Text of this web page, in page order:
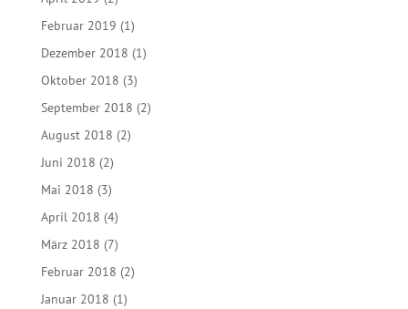
Februar 2019 (1)
Dezember 2018 (1)
Oktober 2018 (3)
September 2018 (2)
August 2018 (2)
Juni 2018 (2)
Mai 2018 (3)
April 2018 (4)
März 2018 (7)
Februar 2018 (2)
Januar 2018 (1)